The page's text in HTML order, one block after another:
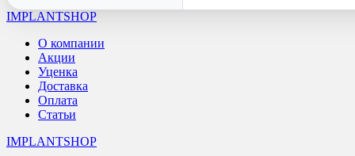
IMPLANTSHOP
О компании
Акции
Уценка
Доставка
Оплата
Статьи
IMPLANTSHOP